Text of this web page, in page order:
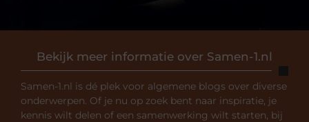
Bekijk meer informatie over Samen-1.nl
Samen-1.nl is dé plek voor algemene blogs over diverse
onderwerpen. Of je nu op zoek bent naar inspiratie, je
kennis wilt delen of een samenwerking wilt starten, bij